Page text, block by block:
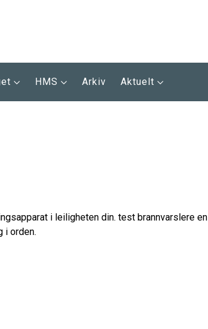
HMS Arkiv Aktuelt
i leiligheten din. test brannvarslere en
i orden.